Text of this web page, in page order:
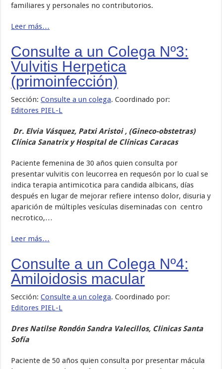
familiares y personales no contributorios.
Leer más…
Consulte a un Colega Nº3:
Vulvitis Herpetica
(primoinfección)
Sección:Consulte a un colega. Coordinado por:
Editores PIEL-L
Dr. Elvia Vásquez, Patxi Aristoi , (Gineco-obstetras)
Clínica Sanatrix y Hospital de Clínicas Caracas
Paciente femenina de 30 años quien consulta por
presentar vulvitis con leucorrea en requesón por lo cual se
indica terapia antimicotica para candida albicans, días
después en lugar de mejorar refiere intenso dolor, disuria y
aparición de múltiples vesículas diseminadas con centro
necrotico,…
Leer más…
Consulte a un Colega Nº4:
Amiloidosis macular
Sección:Consulte a un colega. Coordinado por:
Editores PIEL-L
Dres Natilse Rondón Sandra Valecillos, Clinicas Santa
Sofía
Paciente de 50 años quien consulta por presentar mácula